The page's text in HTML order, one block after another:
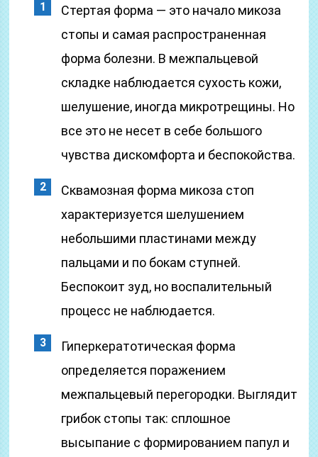
Стертая форма — это начало микоза
стопы и самая распространенная
форма болезни. В межпальцевой
складке наблюдается сухость кожи,
шелушение, иногда микротрещины. Но
все это не несет в себе большого
чувства дискомфорта и беспокойства.
Сквамозная форма микоза стоп
характеризуется шелушением
небольшими пластинами между
пальцами и по бокам ступней.
Беспокоит зуд, но воспалительный
процесс не наблюдается.
Гиперкератотическая форма
определяется поражением
межпальцевый перегородки. Выглядит
грибок стопы так: сплошное
высыпание с формированием папул и